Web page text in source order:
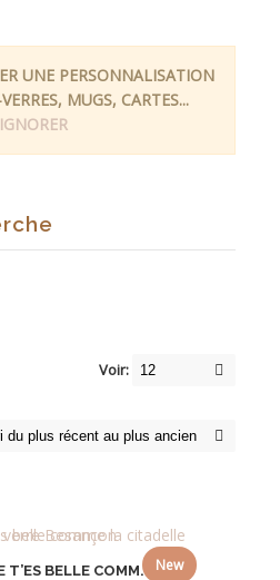
UNE PERSONNALISATION
MUGS, CARTES...
IGNORER
Voir:
T’ES BELLE COMM... New